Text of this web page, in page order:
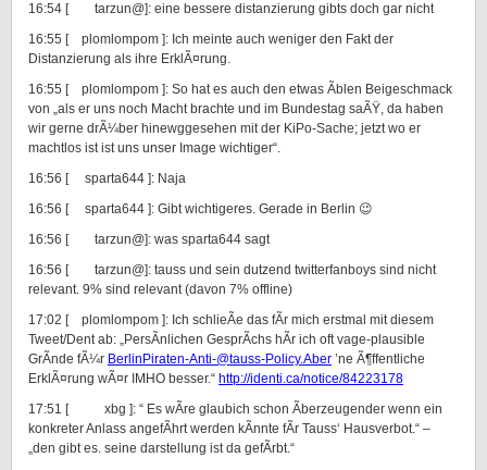
16:54 [ tarzun@]: eine bessere distanzierung gibts doch gar nicht
16:55 [ plomlompom ]: Ich meinte auch weniger den Fakt der
Distanzierung als ihre ErklÃ¤rung.
16:55 [ plomlompom ]: So hat es auch den etwas Ãblen Beigeschmack
von „als er uns noch Macht brachte und im Bundestag saÃŸ, da haben
wir gerne drÃ¼ber hinewggesehen mit der KiPo-Sache; jetzt wo er
machtlos ist ist uns unser Image wichtiger“.
16:56 [ sparta644 ]: Naja
16:56 [ sparta644 ]: Gibt wichtigeres. Gerade in Berlin 😉
16:56 [ tarzun@]: was sparta644 sagt
16:56 [ tarzun@]: tauss und sein dutzend twitterfanboys sind nicht
relevant. 9% sind relevant (davon 7% offline)
17:02 [ plomlompom ]: Ich schlieÃe das fÃr mich erstmal mit diesem
Tweet/Dent ab: „PersÃnlichen GesprÃchs hÃr ich oft vage-plausible
GrÃnde fÃ¼r BerlinPiraten-Anti-@tauss-Policy.Aber ’ne Ã¶ffentliche
ErklÃ¤rung wÃ¤r IMHO besser.“ http://identi.ca/notice/84223178
17:51 [ xbg ]: “ Es wÃre glaubich schon Ãberzeugender wenn ein
konkreter Anlass angefÃhrt werden kÃnnte fÃr Tauss‘ Hausverbot.“ –
„den gibt es. seine darstellung ist da gefÃrbt.“